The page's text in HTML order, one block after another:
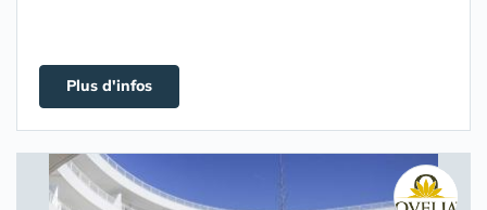
Plus d'infos